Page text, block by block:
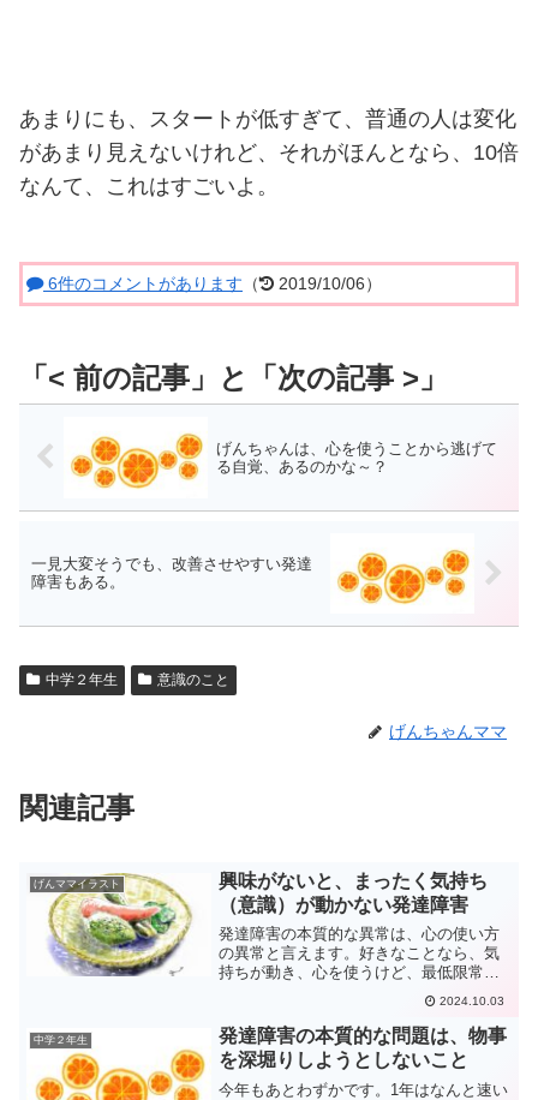
あまりにも、スタートが低すぎて、普通の人は変化
があまり見えないけれど、それがほんとなら、10倍
なんて、これはすごいよ。
6件のコメントがあります （ 2019/10/06）
げんちゃんは、心を使うことから逃げて
る自覚、あるのかな～？
一見大変そうでも、改善させやすい発達
障害もある。
中学２年生 意識のこと
げんちゃんママ
関連記事
げんママイラスト
興味がないと、まったく気持ち
（意識）が動かない発達障害
発達障害の本質的な異常は、心の使い方
の異常と言えます。好きなことなら、気
持ちが動き、心を使うけど、最低限常識
的で必要なことでも、気持ちを動かそう
としないことです。心が全く動かず、穴
の開いたように、必要なことが入ってい
かない異常です。IQが高くても、心を使
わずに理解したことは、常にずれている
ことが多いのです。
2024.10.03
中学２年生
発達障害の本質的な問題は、物事
を深堀りしようとしないこと
今年もあとわずかです。1年はなんと速い